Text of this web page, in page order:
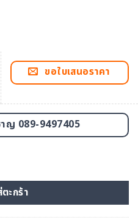
ขอใบเสนอราคา
ญ 089-9497405
) รุ่น FR880paintbody ชิ้น
ะกร้า